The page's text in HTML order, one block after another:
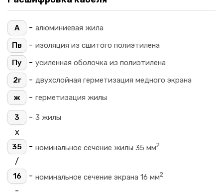
А - алюминиевая жила
Пв
- изоляция из сшитого полиэтилена
Пу
- усиленная оболочка из полиэтилена
2г
- двухслойная герметизация медного экрана
ж
- герметизация жилы
3 - 3 жилы
х
35 - номинальное сечение жилы 35 мм2
/
16 - номинальное сечение экрана 16 мм2
-